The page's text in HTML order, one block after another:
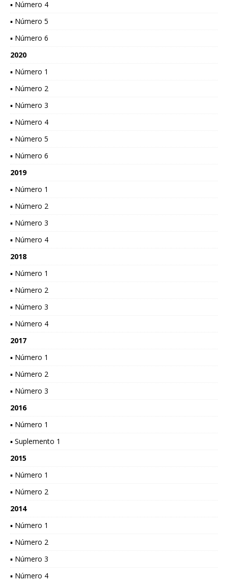
▪ Número 4
▪ Número 5
▪ Número 6
2020
▪ Número 1
▪ Número 2
▪ Número 3
▪ Número 4
▪ Número 5
▪ Número 6
2019
▪ Número 1
▪ Número 2
▪ Número 3
▪ Número 4
2018
▪ Número 1
▪ Número 2
▪ Número 3
▪ Número 4
2017
▪ Número 1
▪ Número 2
▪ Número 3
2016
▪ Número 1
▪ Suplemento 1
2015
▪ Número 1
▪ Número 2
2014
▪ Número 1
▪ Número 2
▪ Número 3
▪ Número 4